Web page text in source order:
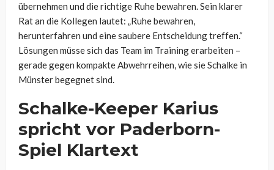
übernehmen und die richtige Ruhe bewahren. Sein klarer
Rat an die Kollegen lautet: „Ruhe bewahren,
herunterfahren und eine saubere Entscheidung treffen.“
Lösungen müsse sich das Team im Training erarbeiten –
gerade gegen kompakte Abwehrreihen, wie sie Schalke in
Münster begegnet sind.
Schalke-Keeper Karius
spricht vor Paderborn-
Spiel Klartext